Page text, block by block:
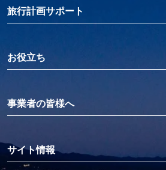
旅行計画サポート
お役立ち
事業者の皆様へ
サイト情報